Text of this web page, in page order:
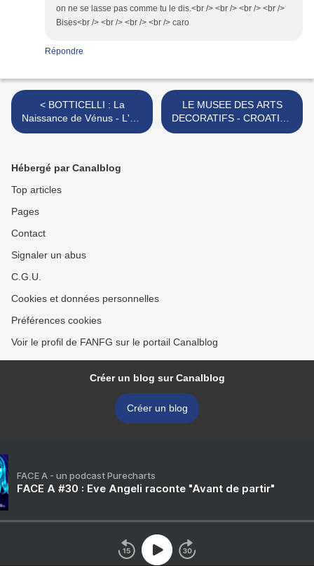
on ne se lasse pas comme tu le dis.<br /> <br /> <br /> <br />
Bises<br /> <br /> <br /> <br /> caro
Répondre
< BOTTICELLI : La
Naissance de Vénus - L'Art
en Question!!!
LE MUSEE DES ARTS
DECORATIFS - CROATIE -
A ZAGREB >
Hébergé par Canalblog
Top articles
Pages
Contact
Signaler un abus
C.G.U.
Cookies et données personnelles
Préférences cookies
Voir le profil de FANFG sur le portail Canalblog
Créer un blog sur Canalblog
Créer un blog
FACE A - un podcast Purecharts
FACE A #30 : Eve Angeli raconte "Avant de partir"